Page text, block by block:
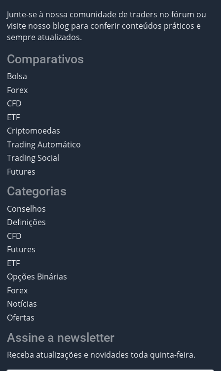
Junte-se à nossa comunidade de traders no fórum ou
visite nosso blog para conferir conteúdos práticos e
sempre atualizados.
Comparativos
Bolsa
Forex
CFD
ETF
Criptomoedas
Trading Automático
Trading Social
Futures
Categorias
Conselhos
Definições
CFD
Futures
ETF
Opções Binárias
Forex
Notícias
Ofertas
Assine a newsletter
Receba atualizações e novidades toda quinta-feira.